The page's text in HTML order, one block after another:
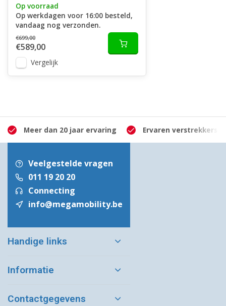
Op voorraad
Op werkdagen voor 16:00 besteld,
vandaag nog verzonden.
€699,00
€589,00
Vergelijk
Meer dan 20 jaar ervaring Ervaren verstrekkers
Veelgestelde vragen
011 19 20 20
Connecting
info@megamobility.be
Handige links
Informatie
Contactgegevens